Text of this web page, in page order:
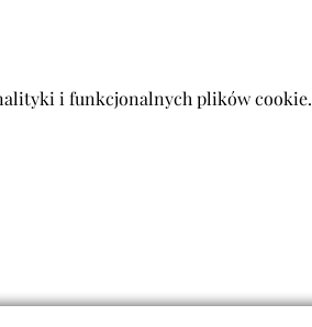
i funkcjonalnych plików cookie.